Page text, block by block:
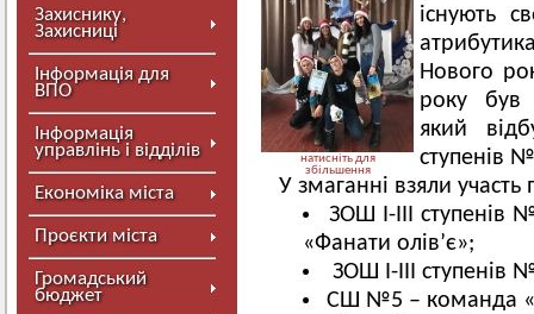
Захиснику,
Захисниці
Інформація для
ВПО
Інформація
управлінь і відділів
Економіка міста
Проєкти міста
Громадський
бюджет
натисніть для
збільшення
існують
Нового
року був
який
ступенів
У змаганні взяли участь
ЗОШ І-ІІІ
«Фанати олів’є»;
ЗОШ І-ІІІ
СШ №5 – команда